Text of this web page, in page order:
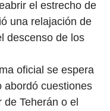
el estrecho de
una relajación de
descenso de los
oficial se espera
cuestiones
Teherán o el